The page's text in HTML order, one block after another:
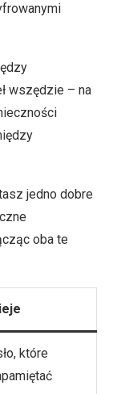
wszędzie – na
jedno dobre
oba te
które